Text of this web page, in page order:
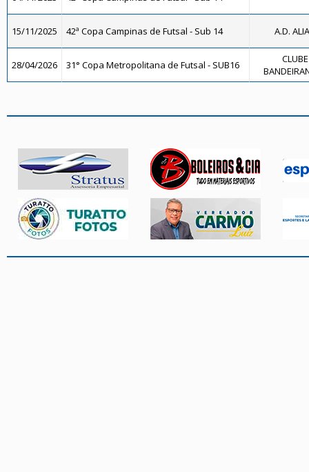
15/11/2025 42ª Copa Campinas de Futsal - Sub 14 A.D.
28/04/2026 31° Copa Metropolitana de Futsal - SUB16